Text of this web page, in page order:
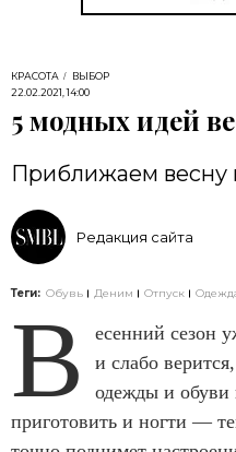
КРАСОТА
ВЫБОР
22.02.2021, 14:00
5 модных идей
Приближаем весну
Редакция сайта
Теги: Обувь Деним Отпуск
В
есенний сезон
и слабо
одежды и обуви
приготовить и ногти —